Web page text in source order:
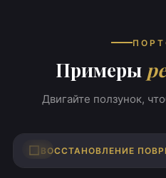
Примеры
Двигайте ползунок,
ВОССТАНОВЛЕНИЕ
ДО